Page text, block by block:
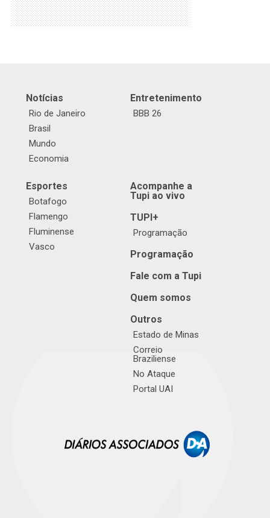
Notícias
Rio de Janeiro
Brasil
Mundo
Economia
Entretenimento
BBB 26
Esportes
Botafogo
Flamengo
Fluminense
Vasco
Acompanhe a
Tupi ao vivo
TUPI+
Programação
Programação
Fale com a Tupi
Quem somos
Outros
Estado de Minas
Correio
Braziliense
No Ataque
Portal UAI